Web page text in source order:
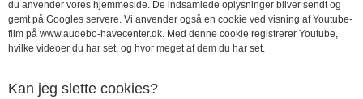
du anvender vores hjemmeside. De indsamlede oplysninger bliver sendt og
gemt på Googles servere. Vi anvender også en cookie ved visning af Youtube-
film på www.audebo-havecenter.dk. Med denne cookie registrerer Youtube,
hvilke videoer du har set, og hvor meget af dem du har set.
Kan jeg slette cookies?